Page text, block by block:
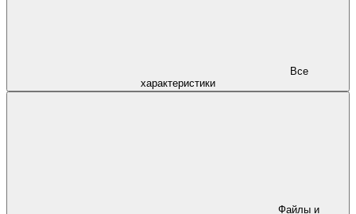
характеристики